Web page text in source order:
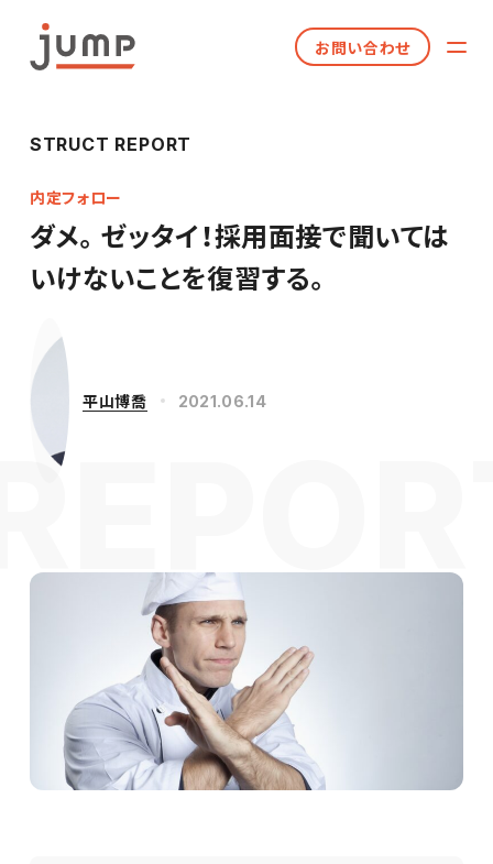
お問い合わせ
STRUCT REPORT
内定フォロー
ダメ。ゼッタイ！採用面接で聞いては
いけないことを復習する。
平山博喬 2021.06.14